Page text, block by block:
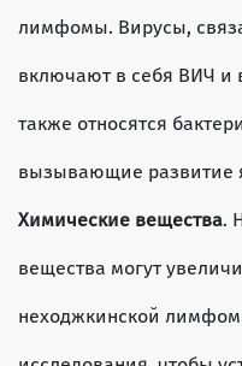
лимфомы. Вирусы,
включают в себя ВИЧ и
также относятся
вызывающие развитие
Химические вещества.
вещества могут
неходжкинской